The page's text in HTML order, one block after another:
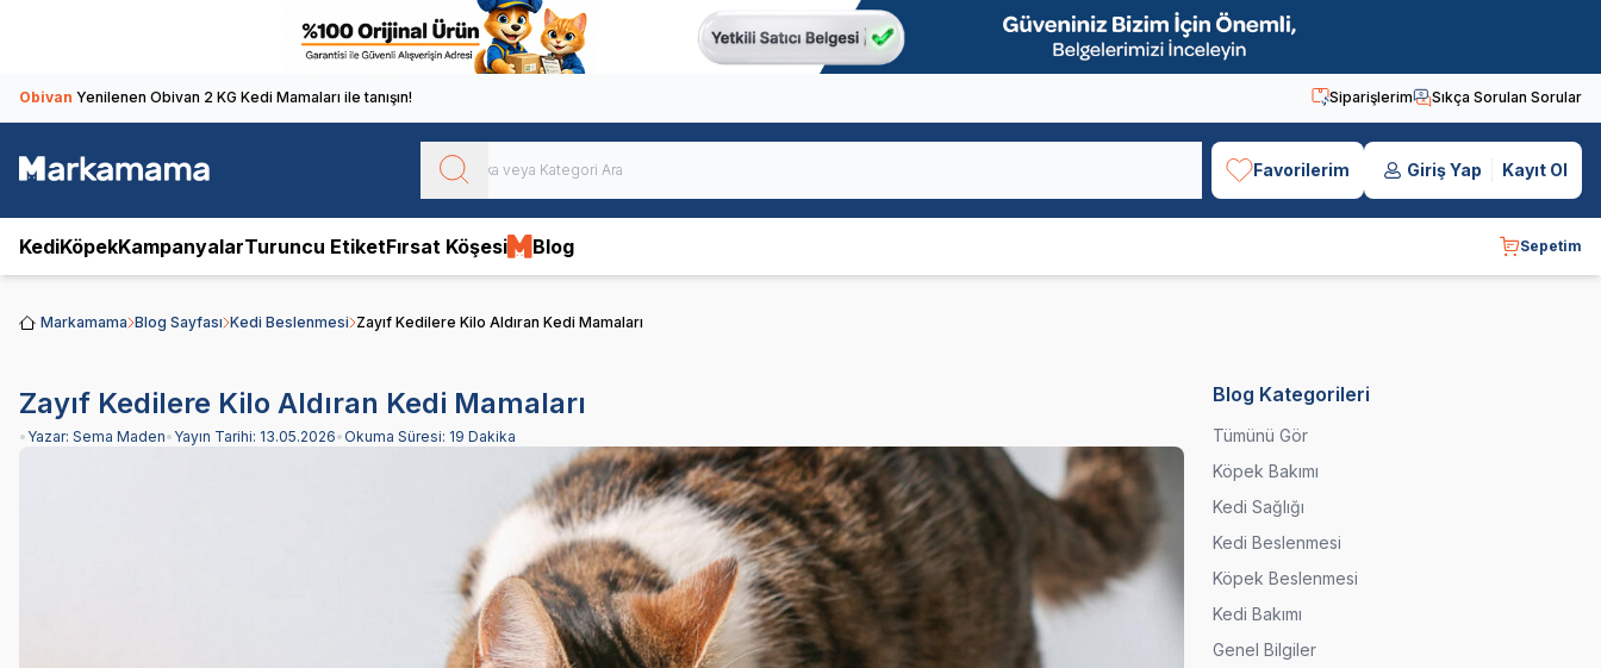
Obivan Yenilenen Obivan 2 KG Kedi Mamaları ile tanışın! Siparişlerim Sıkça Sorulan Sorular
Favorilerim Giriş Yap Kayıt Ol
KediKöpekKampanyalarTuruncu EtiketFırsat Köşesi Blog Sepetim
Markamama Blog Sayfası Kedi Beslenmesi Zayıf Kedilere Kilo Aldıran Kedi Mamaları
Zayıf Kedilere Kilo Aldıran Kedi Mamaları
• Yazar: Sema Maden• Yayın Tarihi: 13.05.2026•Okuma Süresi: 19 Dakika
Blog Kategorileri
Tümünü Gör
Köpek Bakımı
Kedi Sağlığı
Kedi Beslenmesi
Köpek Beslenmesi
Kedi Bakımı
Genel Bilgiler